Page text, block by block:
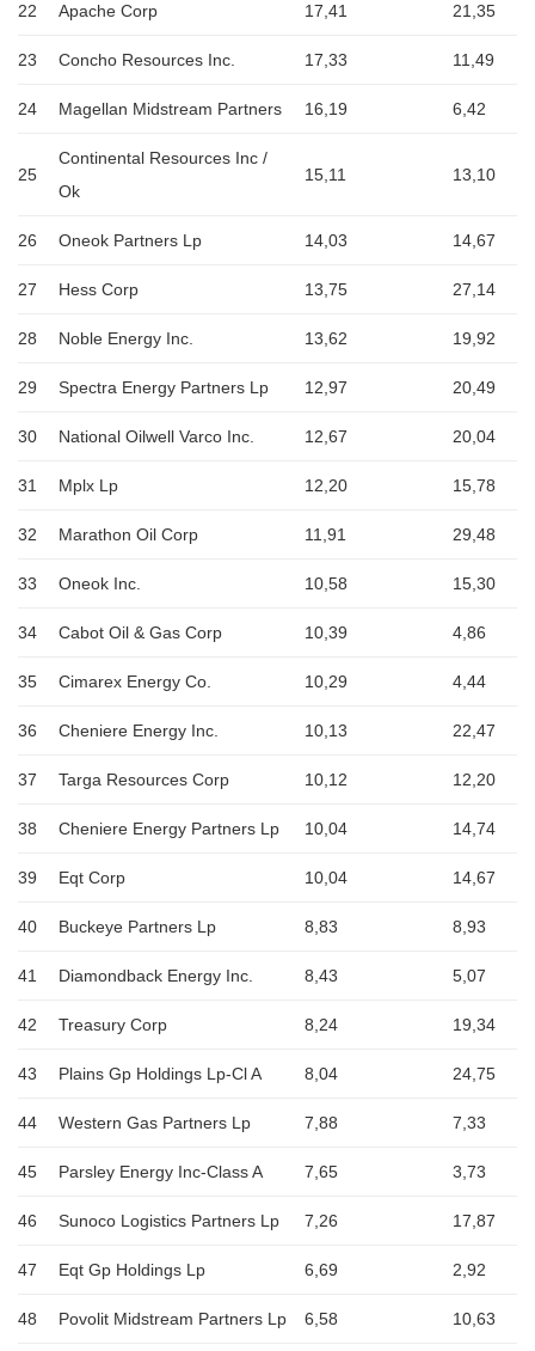
22 Apache Corp 17,41 21,35
23 Concho Resources Inc. 17,33 11,49
24 Magellan Midstream Partners 16,19 6,42
25
Continental Resources Inc /
Ok
15,11 13,10
26 Oneok Partners Lp 14,03 14,67
27 Hess Corp 13,75 27,14
28 Noble Energy Inc. 13,62 19,92
29 Spectra Energy Partners Lp 12,97 20,49
30 National Oilwell Varco Inc. 12,67 20,04
31 Mplx Lp 12,20 15,78
32 Marathon Oil Corp 11,91 29,48
33 Oneok Inc. 10,58 15,30
34 Cabot Oil & Gas Corp 10,39 4,86
35 Cimarex Energy Co. 10,29 4,44
36 Cheniere Energy Inc. 10,13 22,47
37 Targa Resources Corp 10,12 12,20
38 Cheniere Energy Partners Lp 10,04 14,74
39 Eqt Corp 10,04 14,67
40 Buckeye Partners Lp 8,83 8,93
41 Diamondback Energy Inc. 8,43 5,07
42 Treasury Corp 8,24 19,34
43 Plains Gp Holdings Lp-Cl A 8,04 24,75
44 Western Gas Partners Lp 7,88 7,33
45 Parsley Energy Inc-Class A 7,65 3,73
46 Sunoco Logistics Partners Lp 7,26 17,87
47 Eqt Gp Holdings Lp 6,69 2,92
48 Povolit Midstream Partners Lp 6,58 10,63